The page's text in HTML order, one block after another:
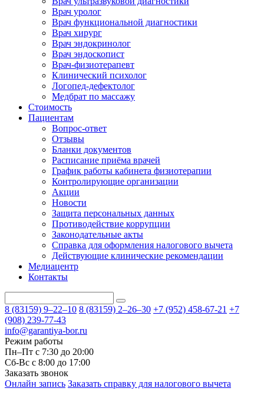
Врач уролог
Врач функциональной диагностики
Врач хирург
Врач эндокринолог
Врач эндоскопист
Врач-физиотерапевт
Клинический психолог
Логопед-дефектолог
Медбрат по массажу
Стоимость
Пациентам
Вопрос-ответ
Отзывы
Бланки документов
Расписание приёма врачей
График работы кабинета физиотерапии
Контролирующие организации
Акции
Новости
Защита персональных данных
Противодействие коррупции
Законодательные акты
Справка для оформления налогового вычета
Действующие клинические рекомендации
Медиацентр
Контакты
8 (83159) 9–22–10 8 (83159) 2–26–30 +7 (952) 458-67-21 +7
(908) 239-77-43
info@garantiya-bor.ru
Режим работы
Пн–Пт с 7:30 до 20:00
Cб-Вс с 8:00 до 17:00
Заказать звонок
Онлайн запись Заказать справку для налогового вычета